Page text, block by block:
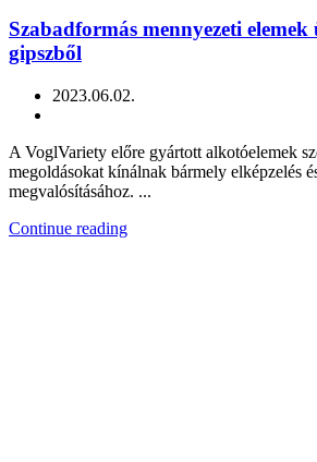
Szabadformás mennyezeti elemek
gipszből
2023.06.02.
A VoglVariety előre gyártott alkotóelemek
megoldásokat kínálnak bármely elképzelés
megvalósításához. ...
Continue reading